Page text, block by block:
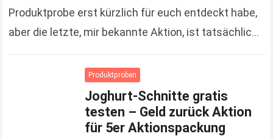
Produktprobe erst kürzlich für euch entdeckt habe,
aber die letzte, mir bekannte Aktion, ist tatsächlich
Produktproben
Joghurt-Schnitte gratis
testen – Geld zurück Aktion
für 5er Aktionspackung